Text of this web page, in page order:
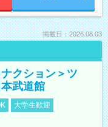
掲載日：2026.08.03
クション＞ツ
武道館
大学生歓迎